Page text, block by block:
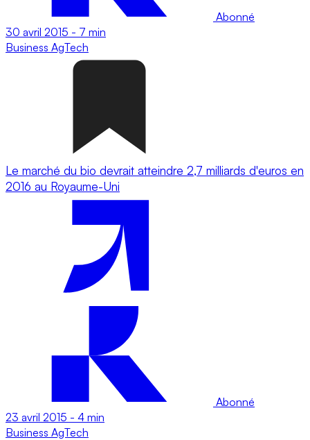
Abonné
30 avril 2015 - 7 min
Business AgTech
Le marché du bio devrait atteindre 2,7 milliards d'euros en
2016 au Royaume-Uni
Abonné
23 avril 2015 - 4 min
Business AgTech